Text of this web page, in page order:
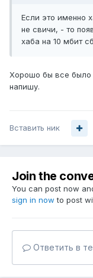
Если это именно
не свичи, - то
хаба на 10 мбит
Хорошо бы все было
напишу.
Вставить ник
Join the
You can post now
sign in now to post
Ответить в